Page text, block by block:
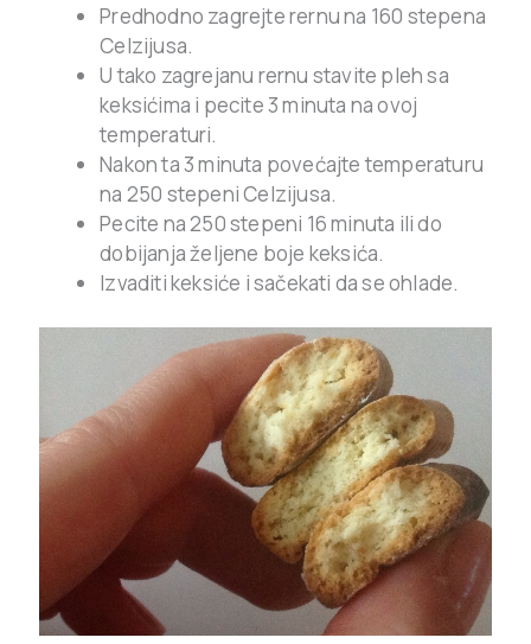
Predhodno zagrejte rernu na 160 stepena
Celzijusa.
U tako zagrejanu rernu stavite pleh sa
keksićima i pecite 3 minuta na ovoj
temperaturi.
Nakon ta 3 minuta povećajte temperaturu
na 250 stepeni Celzijusa.
Pecite na 250 stepeni 16 minuta ili do
dobijanja željene boje keksića.
Izvaditi keksiće i sačekati da se ohlade.